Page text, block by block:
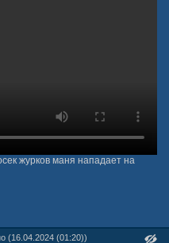
журков маня нападает на
(16.04.2024 (01:20))